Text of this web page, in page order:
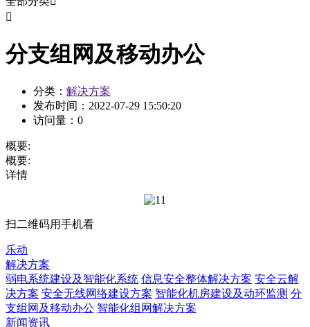

分支组网及移动办公
分类： 解决方案
发布时间： 2022-07-29 15:50:20
访问量： 0
概要:
概要:
详情
扫二维码用手机看
乐动
解决方案
弱电系统建设及智能化系统 信息安全整体解决方案 安全云解
决方案 安全无线网络建设方案 智能化机房建设及动环监测 分
支组网及移动办公 智能化组网解决方案
新闻资讯